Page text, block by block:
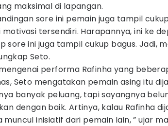
maksimal di lapangan.
sore ini pemain juga tampil
tersendiri. Harapannya, ini ke
sore ini juga tampil cukup bagus. Jadi,
Seto.
performa Rafinha yang
Seto mengatakan pemain asing itu
banyak peluang, tapi sayangnya
dengan baik. Artinya, kalau Rafinha
muncul inisiatif dari pemain lain, ” ujar